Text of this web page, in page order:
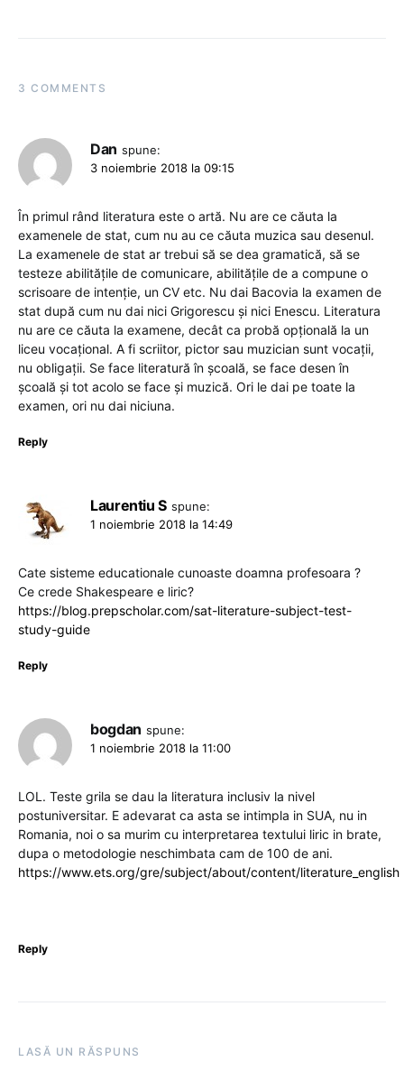
3 COMMENTS
Dan spune:
3 noiembrie 2018 la 09:15
În primul rând literatura este o artă. Nu are ce căuta la
examenele de stat, cum nu au ce căuta muzica sau desenul.
La examenele de stat ar trebui să se dea gramatică, să se
testeze abilităţile de comunicare, abilităţile de a compune o
scrisoare de intenţie, un CV etc. Nu dai Bacovia la examen de
stat după cum nu dai nici Grigorescu şi nici Enescu. Literatura
nu are ce căuta la examene, decât ca probă opţională la un
liceu vocaţional. A fi scriitor, pictor sau muzician sunt vocaţii,
nu obligaţii. Se face literatură în şcoală, se face desen în
şcoală şi tot acolo se face şi muzică. Ori le dai pe toate la
examen, ori nu dai niciuna.
Reply
Laurentiu S spune:
1 noiembrie 2018 la 14:49
Cate sisteme educationale cunoaste doamna profesoara ?
Ce crede Shakespeare e liric?
https://blog.prepscholar.com/sat-literature-subject-test-
study-guide
Reply
bogdan spune:
1 noiembrie 2018 la 11:00
LOL. Teste grila se dau la literatura inclusiv la nivel
postuniversitar. E adevarat ca asta se intimpla in SUA, nu in
Romania, noi o sa murim cu interpretarea textului liric in brate,
dupa o metodologie neschimbata cam de 100 de ani.
https://www.ets.org/gre/subject/about/content/literature_english
Reply
LASĂ UN RĂSPUNS